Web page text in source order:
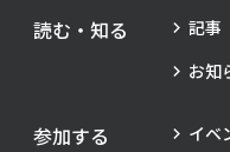
読む・知る
記事
お知
参加する
イベ